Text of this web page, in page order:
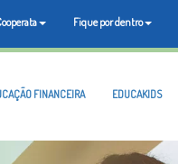
Fique por dentro
FINANCEIRA EDUCAKIDS